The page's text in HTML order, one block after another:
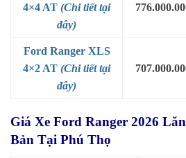
4×4 AT (Chi tiết tại
đây)
Ford Ranger XLS
4×2 AT (Chi tiết tại
đây)
Giá Xe Ford Ranger 2026
Bản Tại Phú Thọ